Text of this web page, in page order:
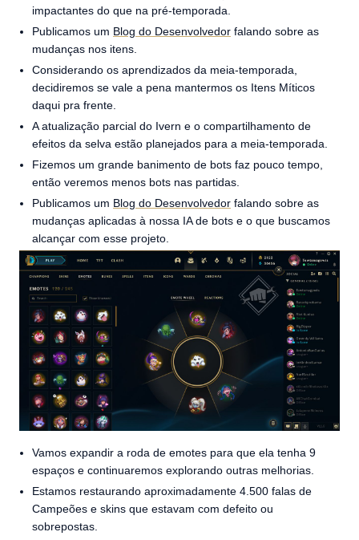
impactantes do que na pré-temporada.
Publicamos um Blog do Desenvolvedor falando sobre as
mudanças nos itens.
Considerando os aprendizados da meia-temporada,
decidiremos se vale a pena mantermos os Itens Míticos
daqui pra frente.
A atualização parcial do Ivern e o compartilhamento de
efeitos da selva estão planejados para a meia-temporada.
Fizemos um grande banimento de bots faz pouco tempo,
então veremos menos bots nas partidas.
Publicamos um Blog do Desenvolvedor falando sobre as
mudanças aplicadas à nossa IA de bots e o que buscamos
alcançar com esse projeto.
Vamos expandir a roda de emotes para que ela tenha 9
espaços e continuaremos explorando outras melhorias.
Estamos restaurando aproximadamente 4.500 falas de
Campeões e skins que estavam com defeito ou
sobrepostas.